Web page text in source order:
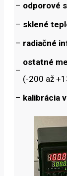
– odporové
– sklené
– radiačné
–
ostatné
(-200 až
– kalibrácia